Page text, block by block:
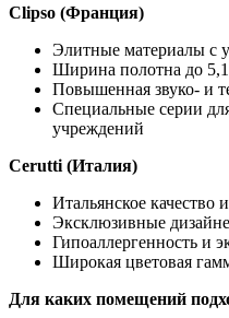
Clipso (Франция)
Элитные материалы с
Ширина полотна до
Повышенная звуко- и
Специальные серии
учреждений
Cerutti (Италия)
Итальянское качество
Эксклюзивные
Гипоаллергенность и
Широкая цветовая
Для каких помещений